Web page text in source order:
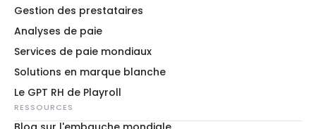
Gestion des prestataires
Analyses de paie
Services de paie mondiaux
Solutions en marque blanche
Le GPT RH de Playroll
RESSOURCES